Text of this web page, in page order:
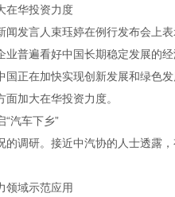
华投资力度
言人束珏婷在例行发布会上
普遍看好中国长期稳定发展的
正在加快实现创新发展和绿色
加大在华投资力度。
汽车下乡”
研。接近中汽协的人士透露，
域示范应用